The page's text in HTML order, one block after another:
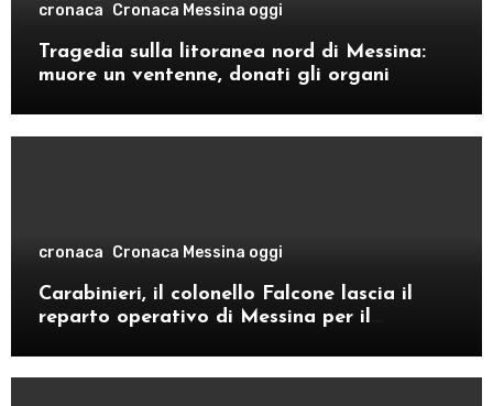
cronaca Cronaca Messina oggi
Tragedia sulla litoranea nord di Messina:
muore un ventenne, donati gli organi
cronaca Cronaca Messina oggi
Carabinieri, il colonello Falcone lascia il
reparto operativo di Messina per il